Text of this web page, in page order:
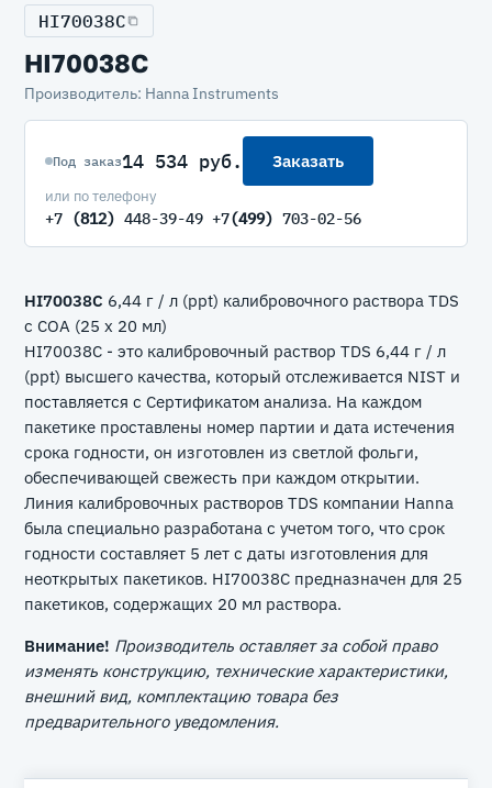
HI70038C
HI70038C
Производитель: Hanna Instruments
Под заказ14 534 руб. Заказать
или по телефону
+7 (812) 448-39-49 +7(499) 703-02-56
HI70038C 6,44 г / л (ppt) калибровочного раствора TDS
с COA (25 x 20 мл)
HI70038C - это калибровочный раствор TDS 6,44 г / л
(ppt) высшего качества, который отслеживается NIST и
поставляется с Сертификатом анализа. На каждом
пакетике проставлены номер партии и дата истечения
срока годности, он изготовлен из светлой фольги,
обеспечивающей свежесть при каждом открытии.
Линия калибровочных растворов TDS компании Hanna
была специально разработана с учетом того, что срок
годности составляет 5 лет с даты изготовления для
неоткрытых пакетиков. HI70038C предназначен для 25
пакетиков, содержащих 20 мл раствора.
Внимание! Производитель оставляет за собой право
изменять конструкцию, технические характеристики,
внешний вид, комплектацию товара без
предварительного уведомления.